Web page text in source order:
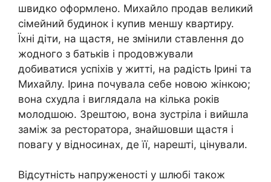
швидко оформлено. Михайло продав великий
сімейний будинок і купив меншу квартиру.
Їхні діти, на щастя, не змінили ставлення до
жодного з батьків і продовжували
добиватися успіхів у житті, на радість Ірині та
Михайлу. Ірина почувала себе новою жінкою;
вона схудла і виглядала на кілька років
молодшою. Зрештою, вона зустріла і вийшла
заміж за ресторатора, знайшовши щастя і
повагу у відносинах, де її, нарешті, цінували.
Відсутність напруженості у шлюбі також